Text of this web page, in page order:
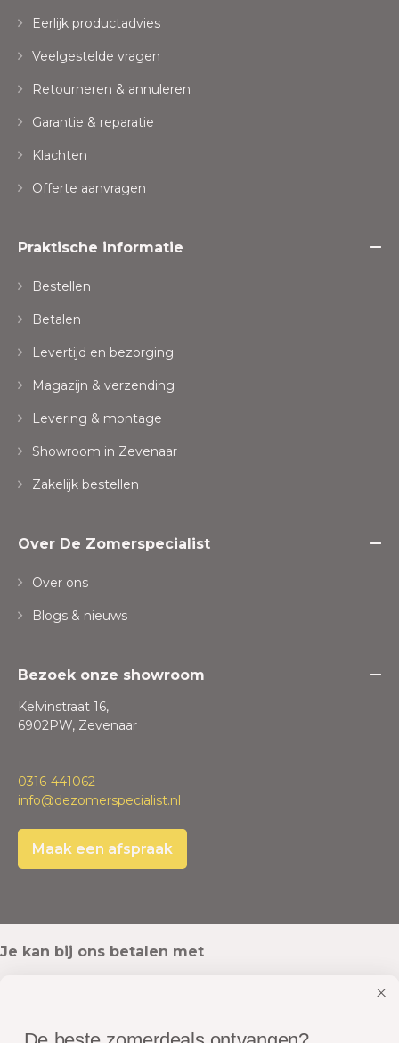
Eerlijk productadvies
Veelgestelde vragen
Retourneren & annuleren
Garantie & reparatie
Klachten
Offerte aanvragen
Praktische informatie
Bestellen
Betalen
Levertijd en bezorging
Magazijn & verzending
Levering & montage
Showroom in Zevenaar
Zakelijk bestellen
Over De Zomerspecialist
Over ons
Blogs & nieuws
Bezoek onze showroom
Kelvinstraat 16,
6902PW, Zevenaar
0316-441062
info@dezomerspecialist.nl
Maak een afspraak
Je kan bij ons betalen met